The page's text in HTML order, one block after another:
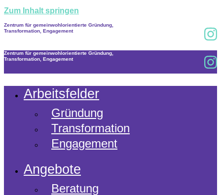
Zum Inhalt springen
Zentrum für gemeinwohlorientierte Gründung,
Transformation, Engagement
Zentrum für gemeinwohlorientierte Gründung,
Transformation, Engagement
Arbeitsfelder
Gründung
Transformation
Engagement
Angebote
Beratung